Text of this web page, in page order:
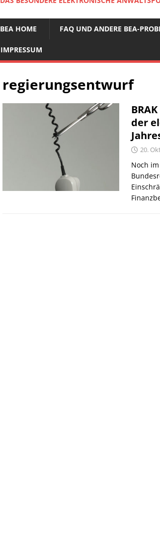
BEA HOME FAQ UND ANDERE BEA-
IMPRESSUM
regierungsentwurf
der
20.
Noch